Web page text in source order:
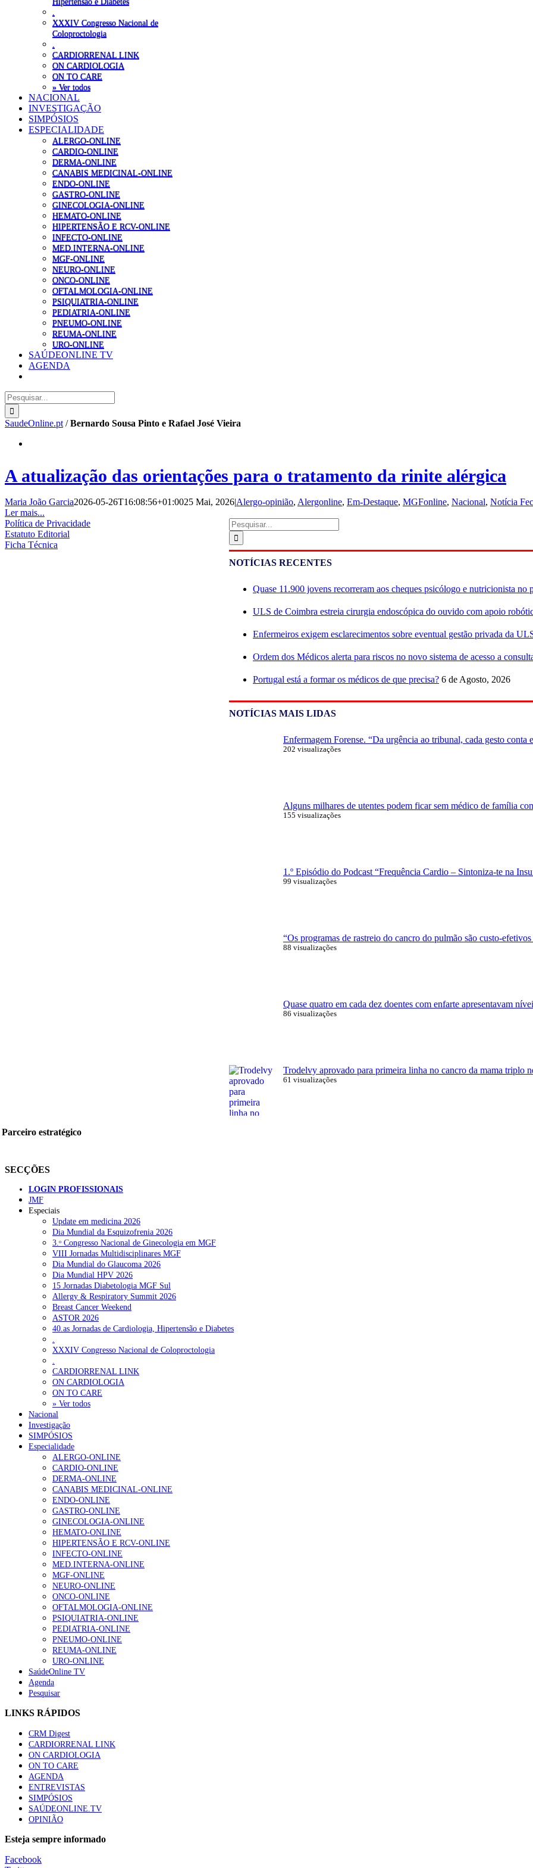
XXXIV Congresso Nacional de
Coloproctologia
CARDIORRENAL LINK
ON CARDIOLOGIA
ON TO CARE
» Ver todos
NACIONAL
INVESTIGAÇÃO
SIMPÓSIOS
ESPECIALIDADE
ALERGO-ONLINE
CARDIO-ONLINE
DERMA-ONLINE
CANABIS MEDICINAL-ONLINE
ENDO-ONLINE
GASTRO-ONLINE
GINECOLOGIA-ONLINE
HEMATO-ONLINE
HIPERTENSÃO E RCV-ONLINE
INFECTO-ONLINE
MED.INTERNA-ONLINE
MGF-ONLINE
NEURO-ONLINE
ONCO-ONLINE
OFTALMOLOGIA-ONLINE
PSIQUIATRIA-ONLINE
PEDIATRIA-ONLINE
PNEUMO-ONLINE
REUMA-ONLINE
URO-ONLINE
SAÚDEONLINE TV
AGENDA
Pesquisar
SaudeOnline.pt /Bernardo Sousa Pinto e Rafael José Vieira
A atualização das orientações para o tratamento da rinite alérgica
Maria João Garcia2026-05-26T16:08:56+01:0025 Mai, 2026|Alergo-opinião, Alergonline, Em-Destaque, MGFonline, Nacional, Notícia
Ler mais...
Pesquisar
NOTÍCIAS RECENTES
Quase 11.900 jovens recorreram aos cheques psicólogo e nutricionista no
ULS de Coimbra estreia cirurgia endoscópica do ouvido com apoio
Enfermeiros exigem esclarecimentos sobre eventual gestão privada da
Ordem dos Médicos alerta para riscos no novo sistema de acesso a
Portugal está a formar os médicos de que precisa? 6 de Agosto, 2026
NOTÍCIAS MAIS LIDAS
Enfermagem Forense. “Da urgência ao tribunal, cada gesto conta
202 visualizações
Alguns milhares de utentes podem ficar sem médico de família
155 visualizações
1.º Episódio do Podcast “Frequência Cardio – Sintoniza-te na
99 visualizações
“Os programas de rastreio do cancro do pulmão são custo-
88 visualizações
Quase quatro em cada dez doentes com enfarte apresentavam
86 visualizações
Trodelvy aprovado para primeira linha no cancro da mama triplo
61 visualizações
Política de Privacidade
Estatuto Editorial
Ficha Técnica
Parceiro estratégico
SECÇÕES
LOGIN PROFISSIONAIS
JMF
Especiais
Update em medicina 2026
Dia Mundial da Esquizofrenia 2026
3.ᵒ Congresso Nacional de Ginecologia em MGF
VIII Jornadas Multidisciplinares MGF
Dia Mundial do Glaucoma 2026
Dia Mundial HPV 2026
15 Jornadas Diabetologia MGF Sul
Allergy & Respiratory Summit 2026
Breast Cancer Weekend
ASTOR 2026
40.as Jornadas de Cardiologia, Hipertensão e Diabetes
XXXIV Congresso Nacional de Coloproctologia
CARDIORRENAL LINK
ON CARDIOLOGIA
ON TO CARE
» Ver todos
Nacional
Investigação
SIMPÓSIOS
Especialidade
ALERGO-ONLINE
CARDIO-ONLINE
DERMA-ONLINE
CANABIS MEDICINAL-ONLINE
ENDO-ONLINE
GASTRO-ONLINE
GINECOLOGIA-ONLINE
HEMATO-ONLINE
HIPERTENSÃO E RCV-ONLINE
INFECTO-ONLINE
MED.INTERNA-ONLINE
MGF-ONLINE
NEURO-ONLINE
ONCO-ONLINE
OFTALMOLOGIA-ONLINE
PSIQUIATRIA-ONLINE
PEDIATRIA-ONLINE
PNEUMO-ONLINE
REUMA-ONLINE
URO-ONLINE
SaúdeOnline TV
Agenda
Pesquisar
LINKS RÁPIDOS
CRM Digest
CARDIORRENAL LINK
ON CARDIOLOGIA
ON TO CARE
AGENDA
ENTREVISTAS
SIMPÓSIOS
SAÚDEONLINE.TV
OPINIÃO
Esteja sempre informado
Facebook